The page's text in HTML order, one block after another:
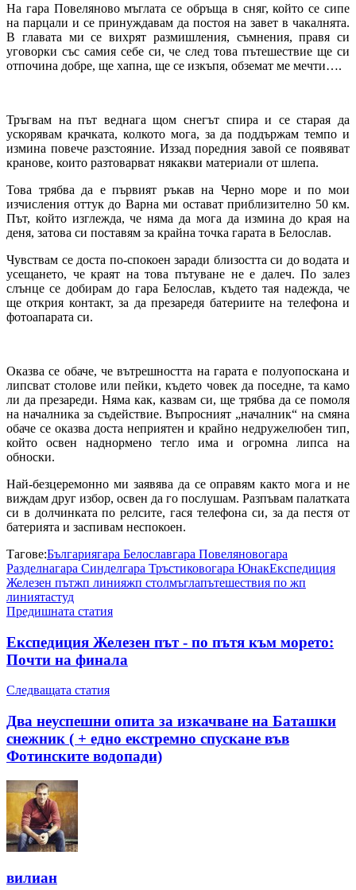
На гара Повеляново мъглата се обръща в сняг, който се сипе
на парцали и се принуждавам да постоя на завет в чакалнята.
В главата ми се вихрят размишления, съмнения, правя си
уговорки със самия себе си, че след това пътешествие ще си
отпочина добре, ще хапна, ще се изкъпя, обземат ме мечти….
Тръгвам на път веднага щом снегът спира и се старая да
ускорявам крачката, колкото мога, за да поддържам темпо и
измина повече разстояние. Иззад поредния завой се появяват
кранове, които разтоварват някакви материали от шлепа.
Това трябва да е първият ръкав на Черно море и по мои
изчисления оттук до Варна ми остават приблизително 50 км.
Път, който изглежда, че няма да мога да измина до края на
деня, затова си поставям за крайна точка гарата в Белослав.
Чувствам се доста по-спокоен заради близостта си до водата и
усещането, че краят на това пътуване не е далеч. По залез
слънце се добирам до гара Белослав, където тая надежда, че
ще открия контакт, за да презаредя батериите на телефона и
фотоапарата си.
Оказва се обаче, че вътрешността на гарата е полуопоскана и
липсват столове или пейки, където човек да поседне, та камо
ли да презареди. Няма как, казвам си, ще трябва да се помоля
на началника за съдействие. Въпросният „началник“ на смяна
обаче се оказва доста неприятен и крайно недружелюбен тип,
който освен наднормено тегло има и огромна липса на
обноски.
Най-безцеремонно ми заявява да се оправям както мога и не
виждам друг избор, освен да го послушам. Разпъвам палатката
си в долчинката по релсите, гася телефона си, за да пестя от
батерията и заспивам неспокоен.
Тагове:Българиягара Белославгара Повеляновогара
Разделнагара Синделгара Тръстиковогара ЮнакЕкспедиция
Железен пътжп линияжп столмъглапътешествия по жп
линиятастуд
Предишната статия
Експедиция Железен път - по пътя към морето:
Почти на финала
Следващата статия
Два неуспешни опита за изкачване на Баташки
снежник ( + едно екстремно спускане във
Фотинските водопади)
вилиан